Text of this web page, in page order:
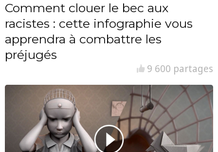
Comment clouer le bec aux
racistes : cette infographie vous
apprendra à combattre les
préjugés
9 600 partages